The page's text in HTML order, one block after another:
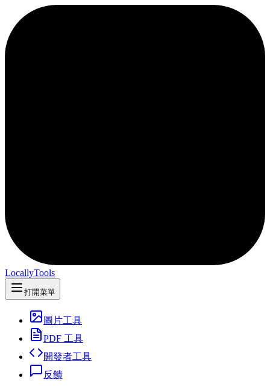
LocallyTools
打開菜單
圖片工具
PDF 工具
開發者工具
反饋